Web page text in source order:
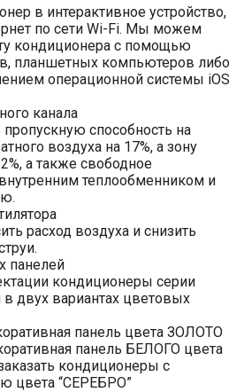
в интерактивное устройство,
по сети Wi-Fi. Мы можем
кондиционера с помощью
планшетных компьютеров либо
операционной системы iOS
канала
способность на
воздуха на 17%, а зону
а также свободное
теплообменником и
расход воздуха и снизить
панелей
кондиционеры серии
в двух вариантах цветовых
панель цвета ЗОЛОТО
панель БЕЛОГО цвета
кондиционеры с
цвета “СЕРЕБРО”